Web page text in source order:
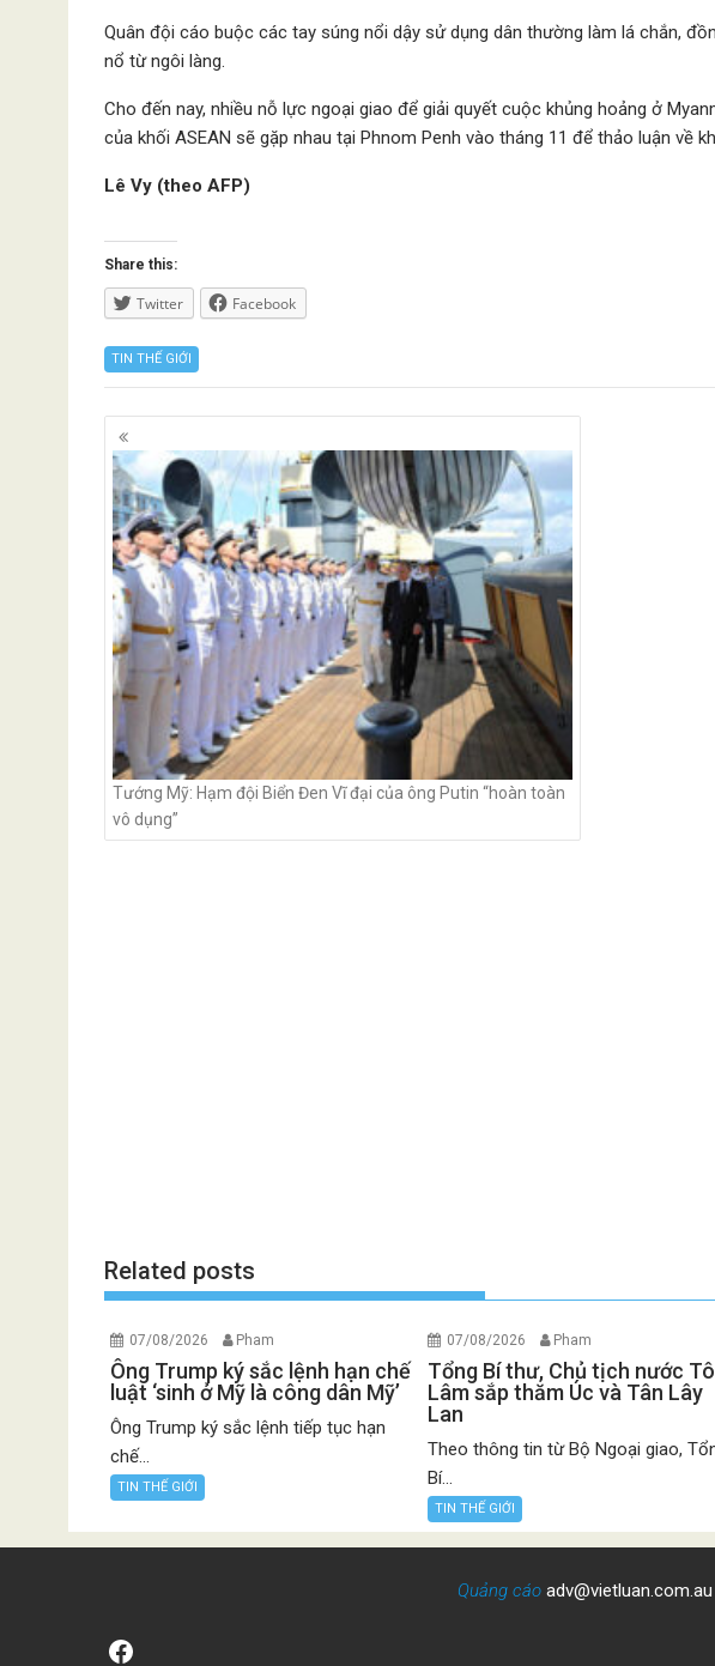
Quân đội cáo buộc các tay súng nổi dậy sử dụng dân thường làm lá chắn,
nổ từ ngôi làng.
Cho đến nay, nhiều nỗ lực ngoại giao để giải quyết cuộc khủng hoảng ở
của khối ASEAN sẽ gặp nhau tại Phnom Penh vào tháng 11 để thảo luận về
Lê Vy (theo AFP)
Share this:
Twitter Facebook
TIN THẾ GIỚI
Posts
navigation
Tướng Mỹ: Hạm đội Biển Đen Vĩ đại của ông Putin “hoàn toàn
vô dụng”
Related posts
07/08/2026 Pham
Ông Trump ký sắc lệnh hạn chế
luật ‘sinh ở Mỹ là công dân Mỹ’
Ông Trump ký sắc lệnh tiếp tục hạn
chế...
TIN THẾ GIỚI
07/08/2026 Pham
Tổng Bí thư, Chủ tịch nước Tô
Lâm sắp thăm Úc và Tân Lây
Lan
Theo thông tin từ Bộ Ngoại giao,
Bí...
TIN THẾ GIỚI
Quảng cáoadv@vietluan.com.au
Facebook